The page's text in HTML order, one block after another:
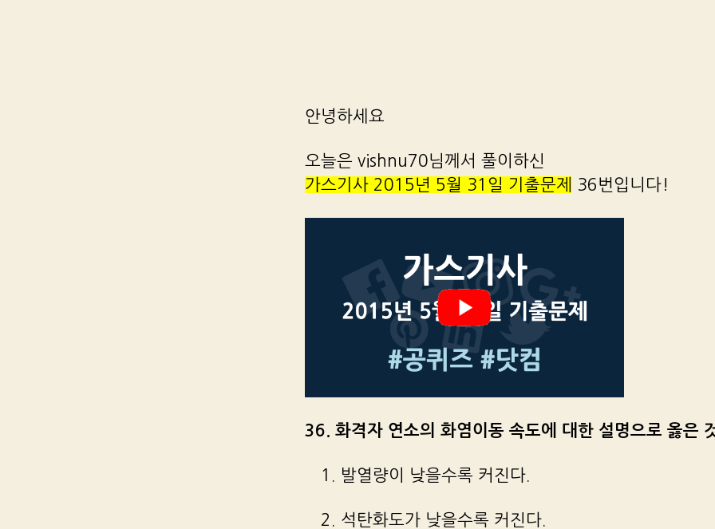
안녕하세요
오늘은 vishnu70님께서 풀이하신
가스기사 2015년 5월 31일 기출문제
36번입니다!
36. 화격자 연소의 화염이동 속도에 대한 설명으로 옳은
1. 발열량이 낮을수록 커진다.
2. 석탄화도가 낮을수록 커진다.